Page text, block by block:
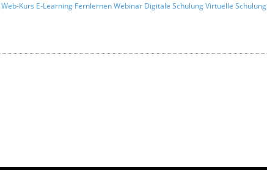
Web-Kurs E-Learning FernlernenWebinar Digitale SchulungVirtuelle Schulung